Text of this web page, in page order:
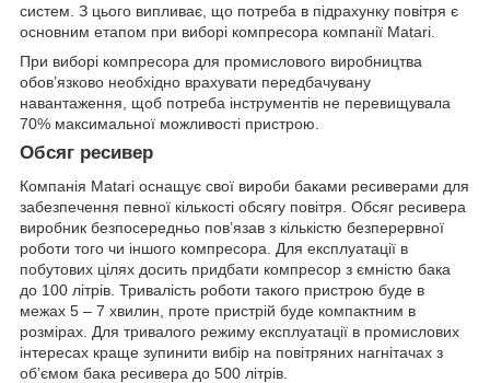
систем. З цього випливає, що потреба в підрахунку повітря є
основним етапом при виборі компресора компанії Matari.
При виборі компресора для промислового виробництва
обов’язково необхідно врахувати передбачувану
навантаження, щоб потреба інструментів не перевищувала
70% максимальної можливості пристрою.
Обсяг ресивер
Компанія Matari оснащує свої вироби баками ресиверами для
забезпечення певної кількості обсягу повітря. Обсяг ресивера
виробник безпосередньо пов’язав з кількістю безперервної
роботи того чи іншого компресора. Для експлуатації в
побутових цілях досить придбати компресор з ємністю бака
до 100 літрів. Тривалість роботи такого пристрою буде в
межах 5 – 7 хвилин, проте пристрій буде компактним в
розмірах. Для тривалого режиму експлуатації в промислових
інтересах краще зупинити вибір на повітряних нагнітачах з
об’ємом бака ресивера до 500 літрів.